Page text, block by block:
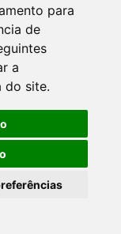
para
de
a
do site.